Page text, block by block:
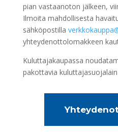
pian vastaanoton jälkeen,
Ilmoita mahdollisesta
sähköpostilla
yhteydenottolomakkeen
Kuluttajakaupassa
pakottavia